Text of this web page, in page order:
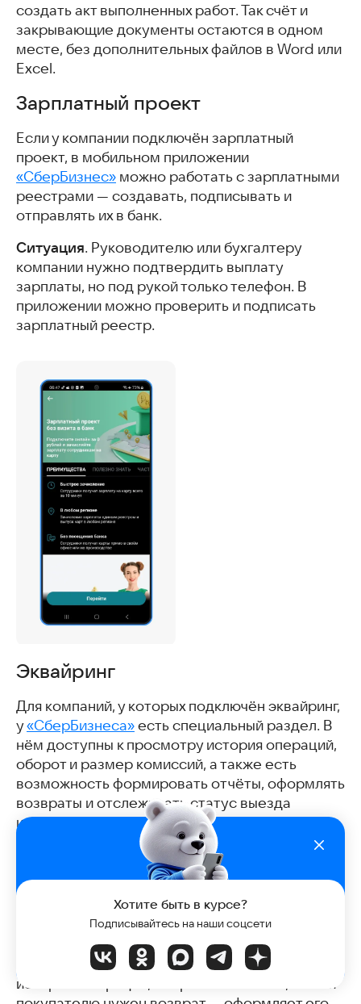
создать акт выполненных работ. Так счёт и
закрывающие документы остаются в одном
месте, без дополнительных файлов в Word или
Excel.
Зарплатный проект
Если у компании подключён зарплатный
проект, в мобильном приложении
«СберБизнес» можно работать с зарплатными
реестрами — создавать, подписывать и
отправлять их в банк.
Ситуация. Руководителю или бухгалтеру
компании нужно подтвердить выплату
зарплаты, но под рукой только телефон. В
приложении можно проверить и подписать
зарплатный реестр.
Эквайринг
Для компаний, у которых подключён эквайринг,
у«СберБизнеса» есть специальный раздел. В
нём доступны к просмотру история операций,
оборот и размер комиссий, а также есть
возможность формировать отчёты, оформлять
возвраты и отслеживать статус выезда
инженера.
В «СберБизнесе» можно делегировать работу
с эквайрингом сотрудникам и настроить
доступ только к нужным функциям.
. У кофейни есть терминал«Сбера»
Менеджер хочет проверить продажи за день:
он открывает раздел эквайринга, смотрит
историю операций, оборот и комиссии, а если
Хотите быть в курсе?
Подписывайтесь на наши соцсети